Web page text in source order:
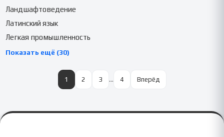
Ландшафтоведение
Латинский язык
Легкая промышленность
Показать ещё (30)
1 2 3 … 4 Вперёд